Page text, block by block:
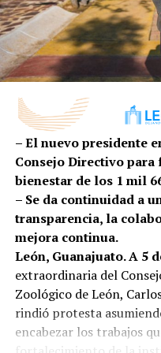
DIVEX 2026 reafirma a
nacional en innovación
proveeduría cada vez
preparada para
“En la administración
municipal, Ale
el centro de las
transformamos la
una tarea social a una
comentó.
Por su parte, la
Alina Hernández,
adecuados para la
compartida entre
instituciones y sociedad.
“La lactancia materna
que deba recaer
personas lactantes; es
compromiso de toda la
de amor, de protección
– El nuevo presidente
Consejo Directivo
bienestar de los 1 mil
– Se da continuidad a
transparencia, la
mejora continua.
León, Guanajuato. A 5
extraordinaria del
Zoológico de León,
rindió protesta
encabezar los trabajos